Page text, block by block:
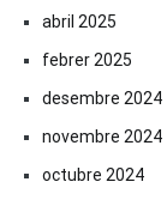
abril 2025
febrer 2025
desembre 2024
novembre 2024
octubre 2024